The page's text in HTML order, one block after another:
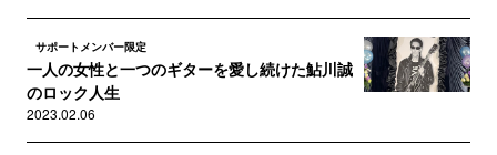
サポートメンバー限定
一人の女性と一つのギターを愛し続けた鮎川誠
のロック人生
2023.02.06